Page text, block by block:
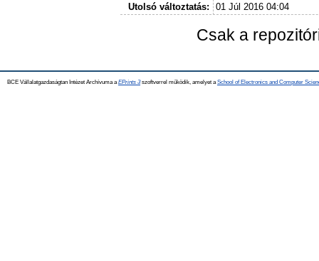
Utolsó változtatás:
01 Júl 2016 04:04
Csak a
BCE Vállalatgazdaságtan Intézet Archívuma a EPrints 3szoftverrel működik, amelyet a School of Electronics and Computer